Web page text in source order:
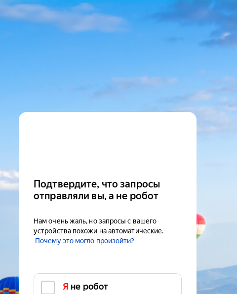
Подтвердите, что запросы
отправляли вы, а не робот
Нам очень жаль, но запросы с вашего
устройства похожи на автоматические.
Почему это могло произойти?
Я не робот